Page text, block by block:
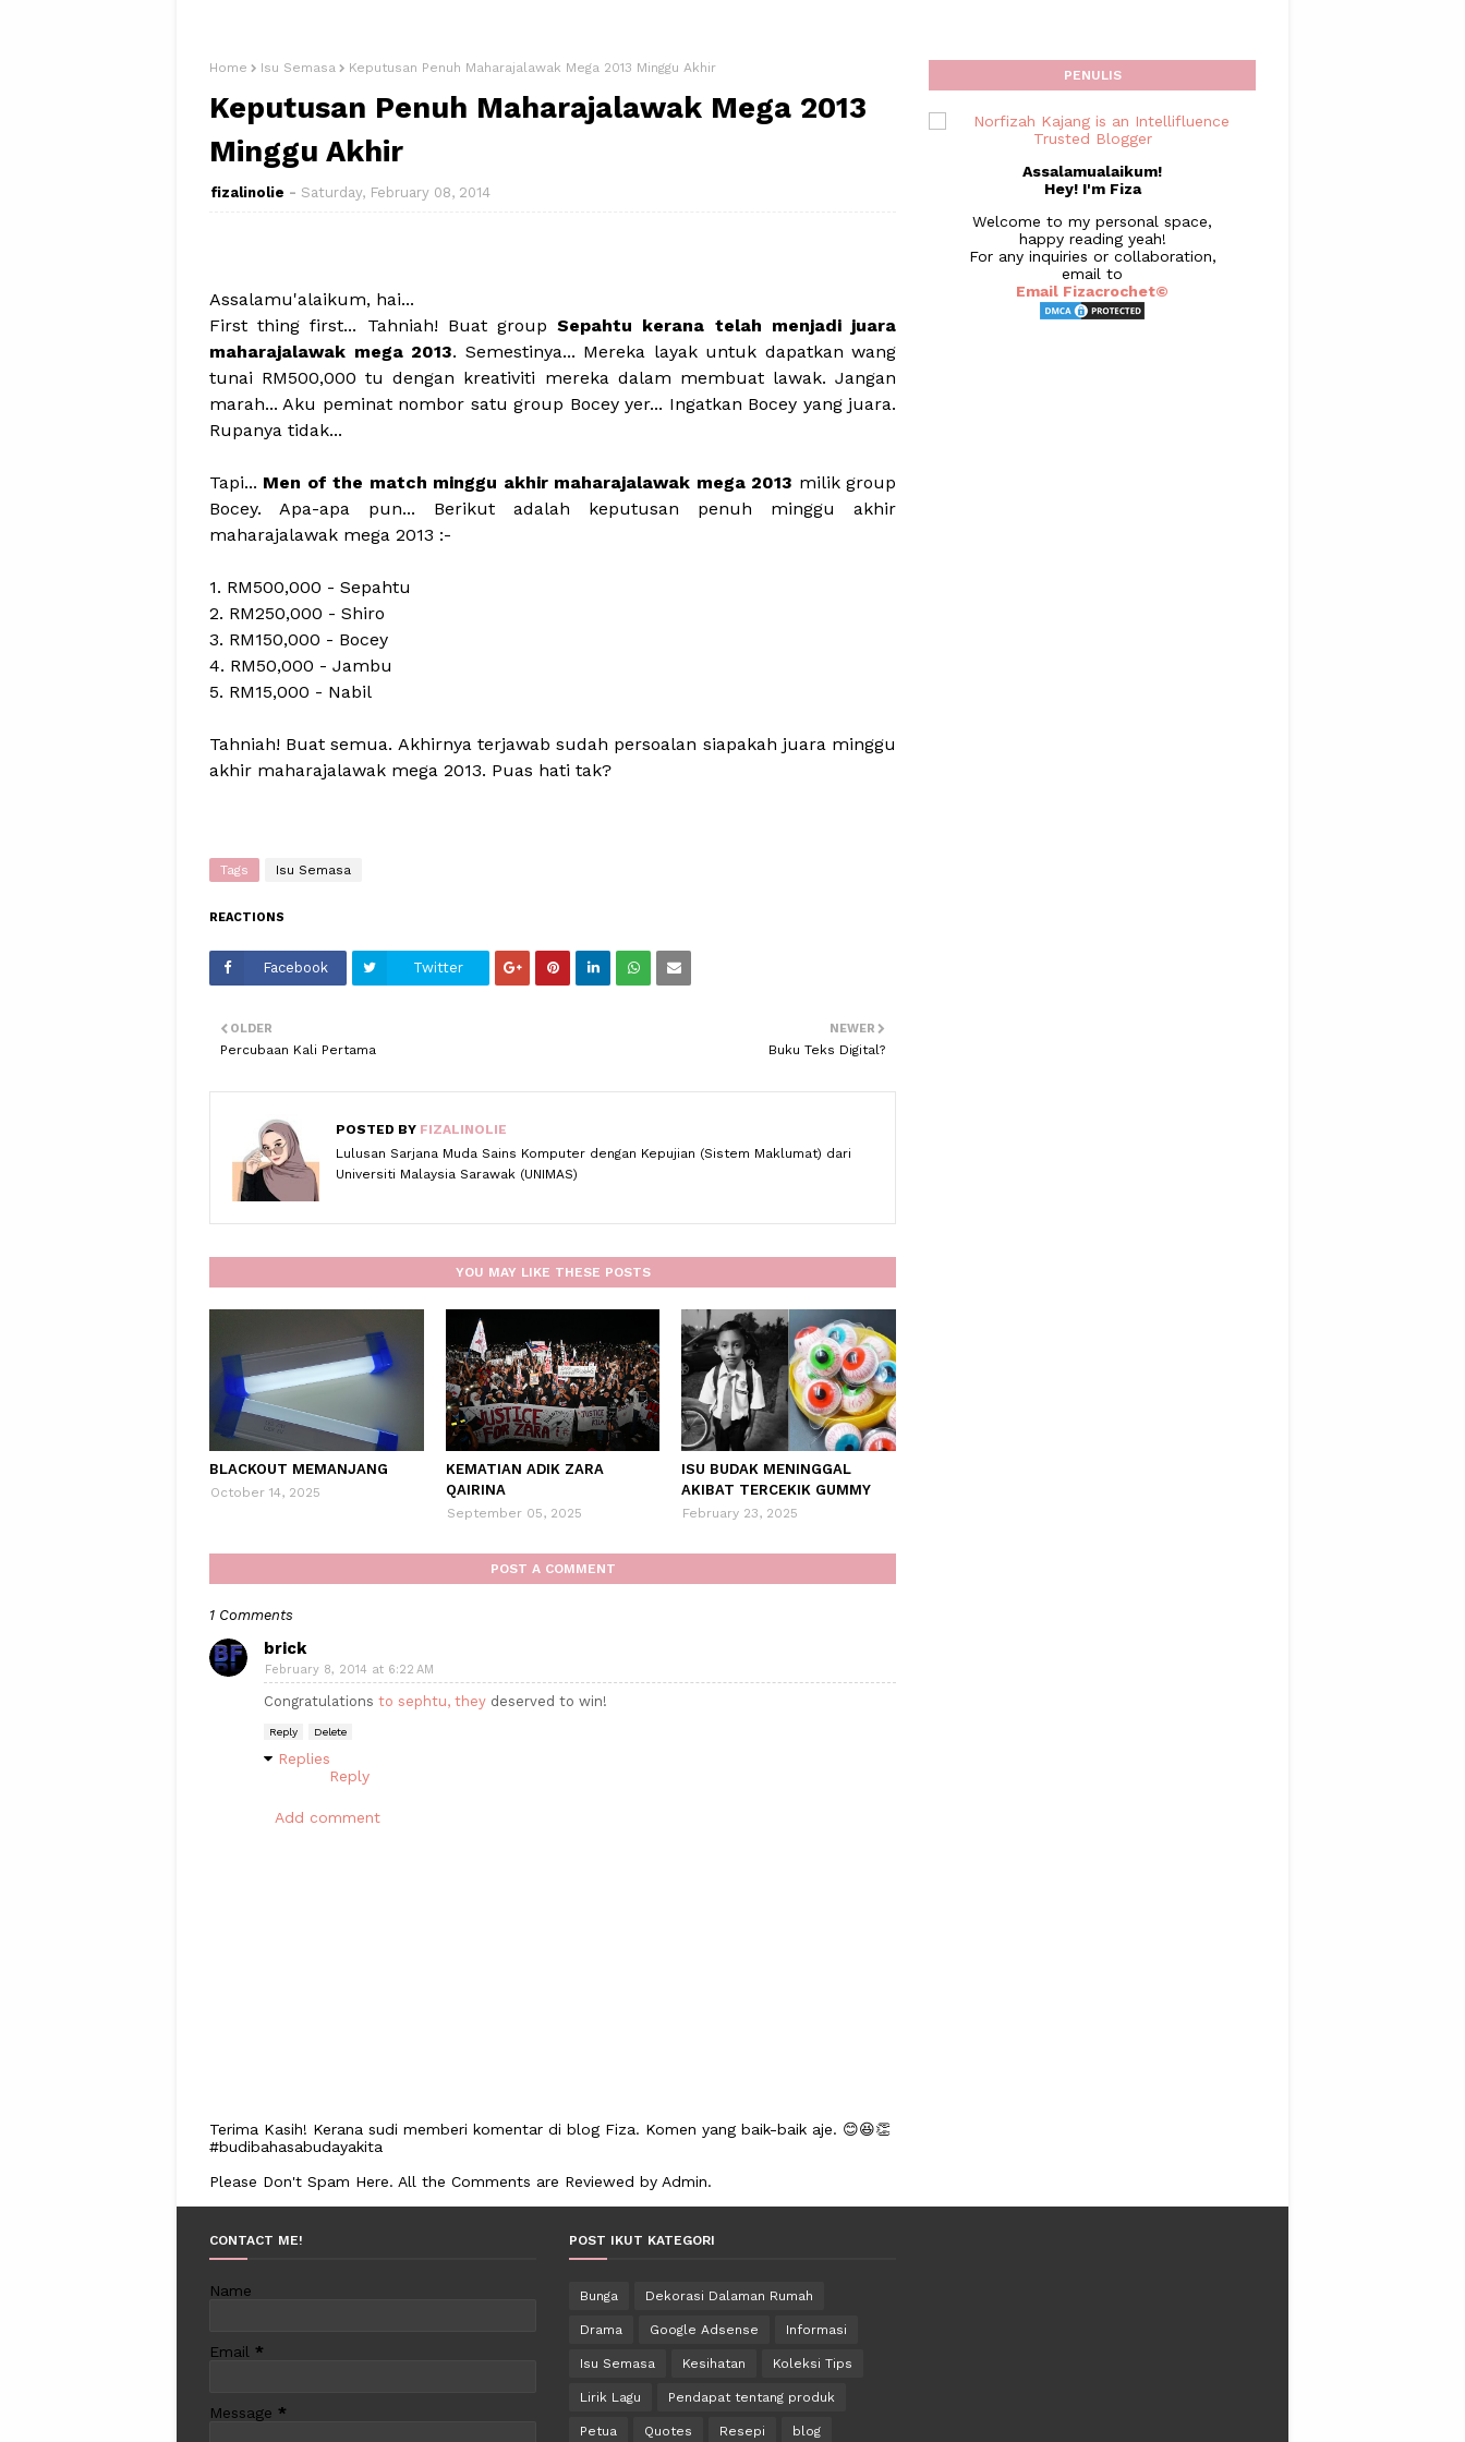
Home Isu Semasa Keputusan Penuh Maharajalawak Mega 2013 Minggu Akhir
Keputusan Penuh Maharajalawak Mega 2013
Minggu Akhir
fizalinolie Saturday, February 08, 2014
Assalamu'alaikum, hai...
First thing first... Tahniah! Buat groupSepahtu kerana telah menjadi juara
maharajalawak mega 2013. Semestinya... Mereka layak untuk dapatkan wang
tunai RM500,000 tu dengan kreativiti mereka dalam membuat lawak. Jangan
marah... Aku peminat nombor satu group Bocey yer... Ingatkan Bocey yang juara.
Rupanya tidak...
Tapi... Men of the match minggu akhir maharajalawak mega 2013 milik group
Bocey. Apa-apa pun... Berikut adalah keputusan penuh minggu akhir
maharajalawak mega 2013 :-
1. RM500,000 - Sepahtu
2. RM250,000 - Shiro
3. RM150,000 - Bocey
4. RM50,000 - Jambu
5. RM15,000 - Nabil
Tahniah! Buat semua. Akhirnya terjawab sudah persoalan siapakah juara minggu
akhir maharajalawak mega 2013. Puas hati tak?
Tags Isu Semasa
REACTIONS
Facebook Twitter
NEWER
Buku Teks Digital?
OLDER
Percubaan Kali Pertama
POSTED BY FIZALINOLIE
Lulusan Sarjana Muda Sains Komputer dengan Kepujian (Sistem Maklumat) dari
Universiti Malaysia Sarawak (UNIMAS)
YOU MAY LIKE THESE POSTS
BLACKOUT MEMANJANG
October 14, 2025
KEMATIAN ADIK ZARA
QAIRINA
September 05, 2025
ISU BUDAK MENINGGAL
AKIBAT TERCEKIK GUMMY
February 23, 2025
POST A COMMENT
1 Comments
brick
February 8, 2014 at 6:22 AM
Congratulations to sephtu, they deserved to win!
Reply Delete
Replies
Reply
Add comment
Terima Kasih! Kerana sudi memberi komentar di blog Fiza. Komen yang baik-baik aje. 😊😆👏
#budibahasabudayakita
Please Don't Spam Here. All the Comments are Reviewed by Admin.
PENULIS
Assalamualaikum!
Hey! I'm Fiza
Welcome to my personal space,
happy reading yeah!
For any inquiries or collaboration,
email to
Email Fizacrochet©
CONTACT ME!
Name
Email *
Message *
POST IKUT KATEGORI
Bunga Dekorasi Dalaman Rumah
Drama Google Adsense Informasi
Isu Semasa Kesihatan Koleksi Tips
Lirik Lagu Pendapat tentang produk
Petua Quotes Resepi blog